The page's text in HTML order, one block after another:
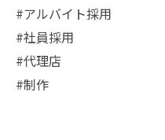
#アルバイト採用
#社員採用
#代理店
#制作